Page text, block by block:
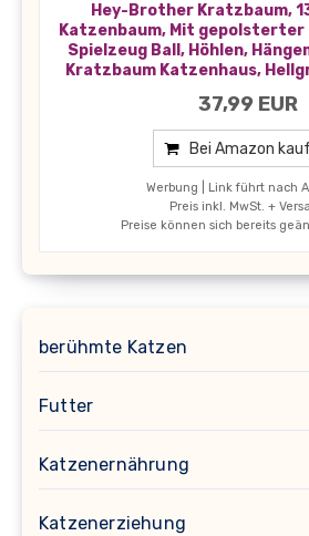
Hey-Brother Kratzbaum,
Katzenbaum, Mit
Spielzeug Ball, Höhlen,
Kratzbaum Katzenhaus,
37,99 EUR
Bei Amazon
Werbung | Link führt nach
Preis inkl. MwSt. +
Preise können sich bereits
berühmte Katzen
Futter
Katzenernährung
Katzenerziehung